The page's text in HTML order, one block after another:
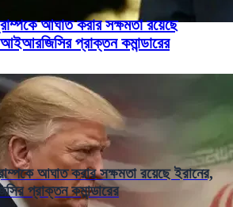
আঘাত করার সক্ষমতা রয়েছে
আইআরজিসির প্রাক্তন কমান্ডারের
আঘাত করার সক্ষমতা রয়েছে ইরানের,
প্রাক্তন কমান্ডারের